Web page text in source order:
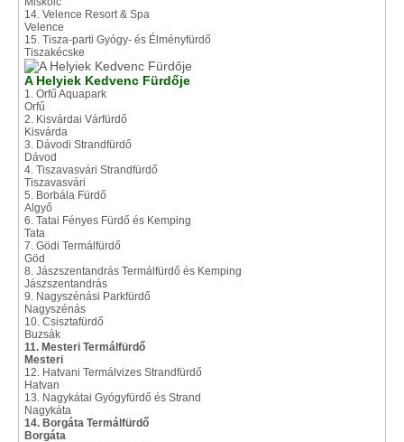
14. Velence Resort & Spa
Velence
15. Tisza-parti Gyógy- és Élményfürdő
Tiszakécske
A Helyiek Kedvenc Fürdője
1. Orfű Aquapark
Orfű
2. Kisvárdai Várfürdő
Kisvárda
3. Dávodi Strandfürdő
Dávod
4. Tiszavasvári Strandfürdő
Tiszavasvári
5. Borbála Fürdő
Algyő
6. Tatai Fényes Fürdő és Kemping
Tata
7. Gödi Termálfürdő
Göd
8. Jászszentandrás Termálfürdő és Kemping
Jászszentandrás
9. Nagyszénási Parkfürdő
Nagyszénás
10. Csisztafürdő
Buzsák
11. Mesteri Termálfürdő
Mesteri
12. Hatvani Termálvizes Strandfürdő
Hatvan
13. Nagykátai Gyógyfürdő és Strand
Nagykáta
14. Borgáta Termálfürdő
Borgáta